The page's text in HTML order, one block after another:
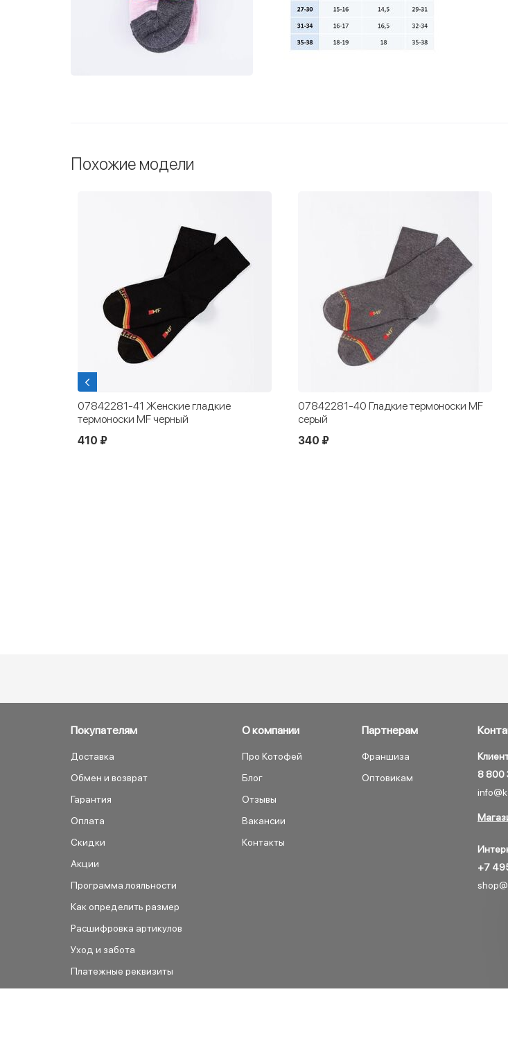
Похожие модели
07842281-41 Женские гладкие
термоноски MF черный
410 ₽
07842281-40 Гладкие термоноски MF
серый
340 ₽
Покупателям
Доставка
Обмен и возврат
Гарантия
Оплата
Скидки
Акции
Программа лояльности
Как определить размер
Расшифровка артикулов
Уход и забота
Платежные реквизиты
О компании
Про Котофей
Блог
Отзывы
Вакансии
Контакты
Партнерам
Франшиза
Оптовикам
8 800
+7